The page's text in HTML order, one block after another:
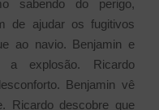
sabendo do perigo,
de ajudar os fugitivos
ao navio. Benjamin e
a explosão. Ricardo
Benjamin vê
Ricardo descobre que